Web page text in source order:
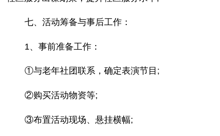
七、活动筹备与事后工作：
1、事前准备工作：
①与老年社团联系，确定表演节目;
②购买活动物资等;
③布置活动现场、悬挂横幅;